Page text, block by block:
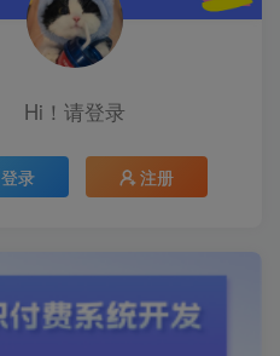
Hi！请登录
登录 注册